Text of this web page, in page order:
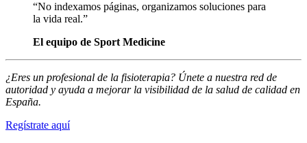
“No indexamos páginas, organizamos soluciones para
la vida real.”
El equipo de Sport Medicine
¿Eres un profesional de la fisioterapia? Únete a nuestra red de
autoridad y ayuda a mejorar la visibilidad de la salud de calidad en
España.
Regístrate aquí